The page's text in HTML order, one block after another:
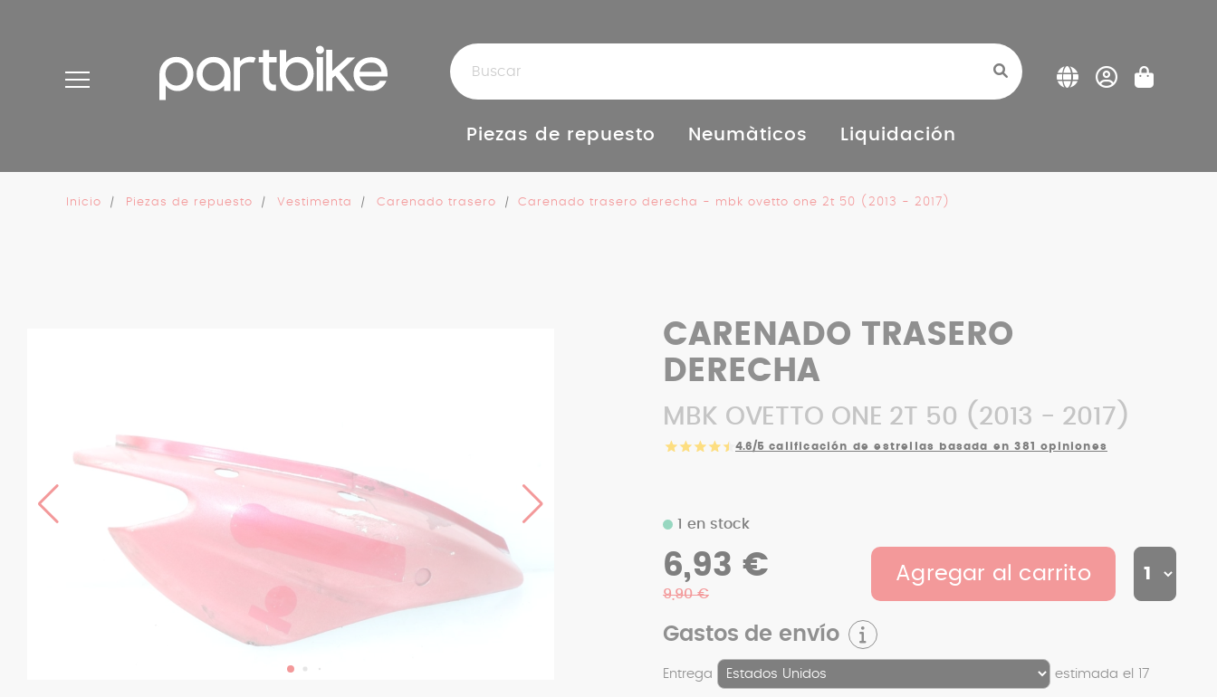
Piezas de repuesto Neumàticos Liquidación
Inicio Piezas de repuesto Vestimenta Carenado trasero Carenado trasero derecha - mbk ovetto one 2t 50 (2013 - 2017)
CARENADO TRASERO
DERECHA
MBK OVETTO ONE 2T 50 (2013 - 2017)
4.6/5 calificación de estrellas basada en 381 opiniones
Gastos de envío
Entrega estimada el 17
1 en stock
6,93 €
9,90 €
Agregar al carrito